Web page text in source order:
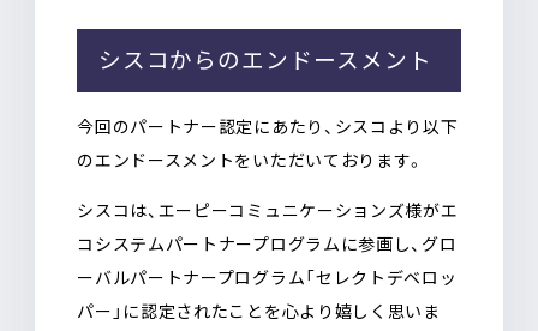
シスコからのエンドースメント
今回のパートナー認定にあたり、シスコより以下
のエンドースメントをいただいております。
シスコは、エーピーコミュニケーションズ様がエ
コシステムパートナープログラムに参画し、グロ
ーバルパートナープログラム「セレクトデベロッ
パー」に認定されたことを心より嬉しく思いま